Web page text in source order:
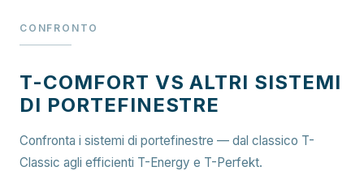
CONFRONTO
T-COMFORT VS ALTRI SISTEMI
DI PORTEFINESTRE
Confronta i sistemi di portefinestre — dal classico T-
Classic agli efficienti T-Energy e T-Perfekt.